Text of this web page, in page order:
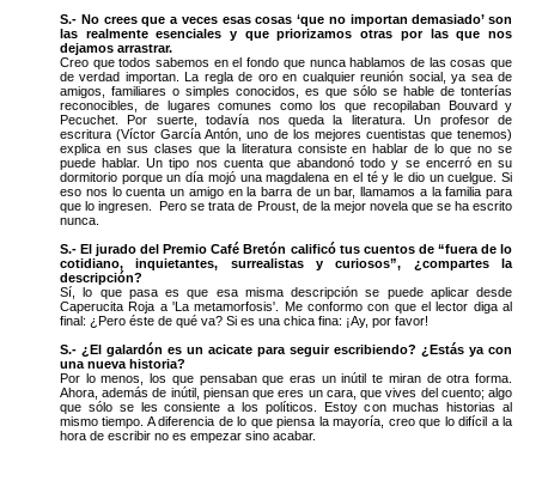
S.- No crees que a veces esas cosas ‘que no importan demasiado’ son
las realmente esenciales y que priorizamos otras por las que nos
dejamos arrastrar.
Creo que todos sabemos en el fondo que nunca hablamos de las cosas que
de verdad importan. La regla de oro en cualquier reunión social, ya sea de
amigos, familiares o simples conocidos, es que sólo se hable de tonterías
reconocibles, de lugares comunes como los que recopilaban Bouvard y
Pecuchet. Por suerte, todavía nos queda la literatura. Un profesor de
escritura (Víctor García Antón, uno de los mejores cuentistas que tenemos)
explica en sus clases que la literatura consiste en hablar de lo que no se
puede hablar. Un tipo nos cuenta que abandonó todo y se encerró en su
dormitorio porque un día mojó una magdalena en el té y le dio un cuelgue. Si
eso nos lo cuenta un amigo en la barra de un bar, llamamos a la familia para
que lo ingresen. Pero se trata de Proust, de la mejor novela que se ha escrito
nunca.
S.- El jurado del Premio Café Bretón calificó tus cuentos de “fuera de lo
cotidiano, inquietantes, surrealistas y curiosos”, ¿compartes la
descripción?
Sí, lo que pasa es que esa misma descripción se puede aplicar desde
Caperucita Roja a 'La metamorfosis'. Me conformo con que el lector diga al
final: ¿Pero éste de qué va? Si es una chica fina: ¡Ay, por favor!
S.- ¿El galardón es un acicate para seguir escribiendo? ¿Estás ya con
una nueva historia?
Por lo menos, los que pensaban que eras un inútil te miran de otra forma.
Ahora, además de inútil, piensan que eres un cara, que vives del cuento; algo
que sólo se les consiente a los políticos. Estoy con muchas historias al
mismo tiempo. A diferencia de lo que piensa la mayoría, creo que lo difícil a la
hora de escribir no es empezar sino acabar.